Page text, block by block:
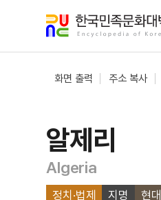
화면 출력 주소 복사
알제리
Algeria
정치·법제 지명 현대